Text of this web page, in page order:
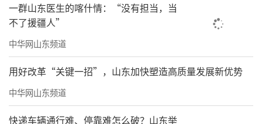
一群山东医生的喀什情：“没有担当，当
不了援疆人”
中华网山东频道
用好改革“关键一招”，山东加快塑造高质量发展新优势
中华网山东频道
快递车辆通行难、停靠难怎么破？山东举